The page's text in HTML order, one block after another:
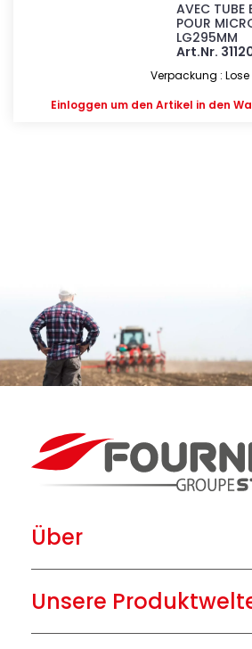
AVEC TUBE
POUR
LG295MM
Art.Nr.
Verpackung : Lose
Einloggen um den Artikel in den
Über
Unsere